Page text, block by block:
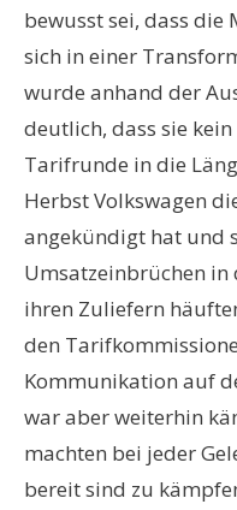
bewusst sei, dass
sich in einer
wurde anhand der
deutlich, dass sie
Tarifrunde in die
Herbst Volkswagen
angekündigt hat und
Umsatzeinbrüchen
ihren Zuliefern
den
Kommunikation auf
war aber weiterhin
machten bei jeder
bereit sind zu